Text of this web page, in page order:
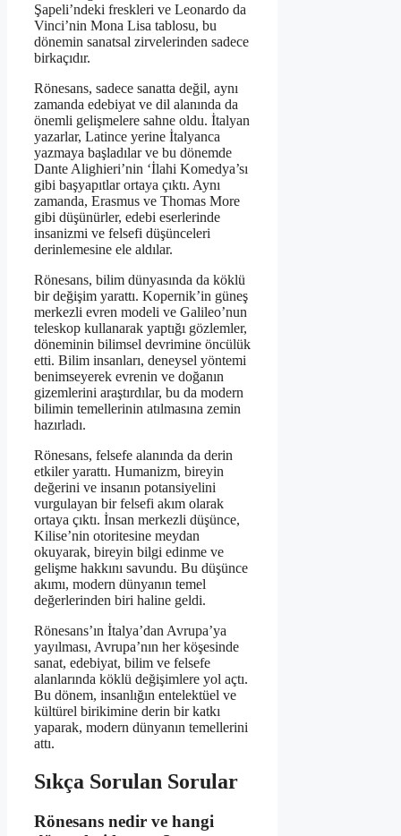
Şapeli’ndeki freskleri ve Leonardo da
Vinci’nin Mona Lisa tablosu, bu
dönemin sanatsal zirvelerinden sadece
birkaçıdır.
Rönesans, sadece sanatta değil, aynı
zamanda edebiyat ve dil alanında da
önemli gelişmelere sahne oldu. İtalyan
yazarlar, Latince yerine İtalyanca
yazmaya başladılar ve bu dönemde
Dante Alighieri’nin ‘İlahi Komedya’sı
gibi başyapıtlar ortaya çıktı. Aynı
zamanda, Erasmus ve Thomas More
gibi düşünürler, edebi eserlerinde
insanizmi ve felsefi düşünceleri
derinlemesine ele aldılar.
Rönesans, bilim dünyasında da köklü
bir değişim yarattı. Kopernik’in güneş
merkezli evren modeli ve Galileo’nun
teleskop kullanarak yaptığı gözlemler,
döneminin bilimsel devrimine öncülük
etti. Bilim insanları, deneysel yöntemi
benimseyerek evrenin ve doğanın
gizemlerini araştırdılar, bu da modern
bilimin temellerinin atılmasına zemin
hazırladı.
Rönesans, felsefe alanında da derin
etkiler yarattı. Humanizm, bireyin
değerini ve insanın potansiyelini
vurgulayan bir felsefi akım olarak
ortaya çıktı. İnsan merkezli düşünce,
Kilise’nin otoritesine meydan
okuyarak, bireyin bilgi edinme ve
gelişme hakkını savundu. Bu düşünce
akımı, modern dünyanın temel
değerlerinden biri haline geldi.
Rönesans’ın İtalya’dan Avrupa’ya
yayılması, Avrupa’nın her köşesinde
sanat, edebiyat, bilim ve felsefe
alanlarında köklü değişimlere yol açtı.
Bu dönem, insanlığın entelektüel ve
kültürel birikimine derin bir katkı
yaparak, modern dünyanın temellerini
attı.
Sıkça Sorulan Sorular
Rönesans nedir ve hangi